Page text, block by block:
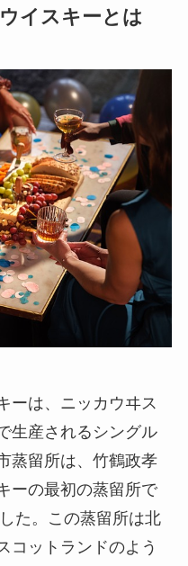
イスキーとは
ーは、ニッカウヰス
生産されるシングル
蒸留所は、竹鶴政孝
ーの最初の蒸留所で
た。この蒸留所は北
コットランドのよう